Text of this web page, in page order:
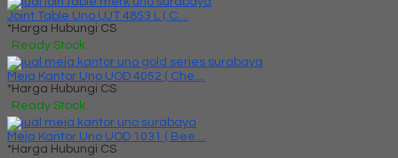
Joint Table Uno UJT 4853 L ( C....
*Harga Hubungi CS
Ready Stock
Meja Kantor Uno UOD 4052 ( Che....
*Harga Hubungi CS
Ready Stock
Meja Kantor Uno UOD 1031 ( Bee....
*Harga Hubungi CS